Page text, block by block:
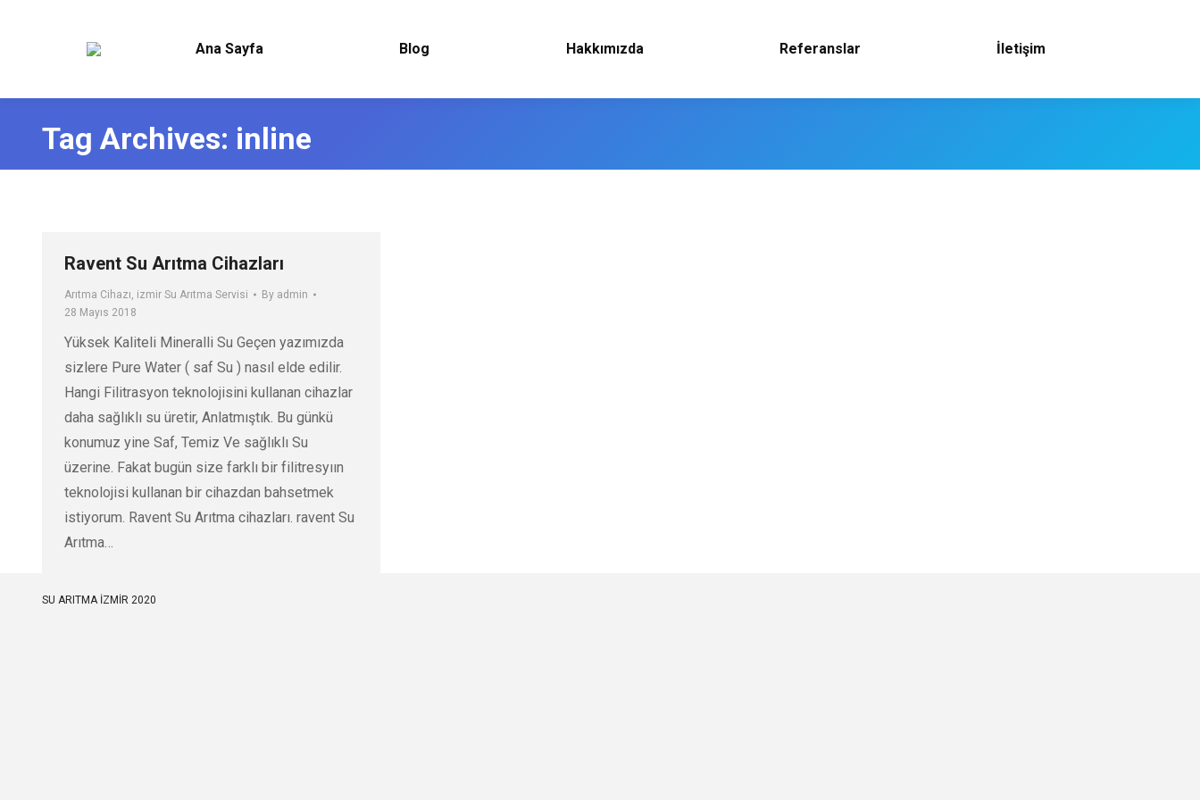
Ana Sayfa Blog Hakkımızda Referanslar İletişim
Tag Archives: inline
Ravent Su Arıtma Cihazları
Arıtma Cihazı, izmir Su Arıtma Servisi By admin
28 Mayıs 2018
Yüksek Kaliteli Mineralli Su Geçen yazımızda
sizlere Pure Water ( saf Su ) nasıl elde edilir.
Hangi Filitrasyon teknolojisini kullanan cihazlar
daha sağlıklı su üretir, Anlatmıştık. Bu günkü
konumuz yine Saf, Temiz Ve sağlıklı Su
üzerine. Fakat bugün size farklı bir filitresyıın
teknolojisi kullanan bir cihazdan bahsetmek
istiyorum. Ravent Su Arıtma cihazları. ravent Su
Arıtma…
SU ARITMA İZMİR 2020